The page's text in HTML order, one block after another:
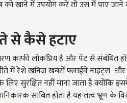
से कैसे हटाए
काफी लोकप्रिय है और पेट से संबंधित होने
में रेशे खनिज खबरों फ्लाईवे नाइट्स और
सुरक्षित नहीं माना जाता है क्योंकि इसमें
साबित होता है यह तत्व भ्रूण के
हैं कि इस उत्प्रेरक के साथ ही साथ